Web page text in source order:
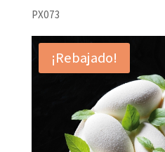
PX073
¡Rebajado!